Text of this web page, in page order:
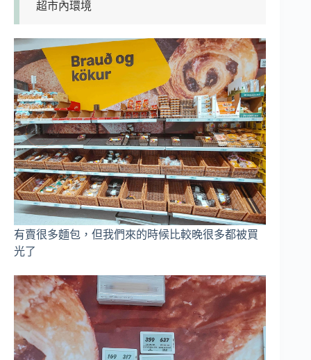
超市內環境
有賣很多麵包，但我們來的時候比較晚很多都被買
光了